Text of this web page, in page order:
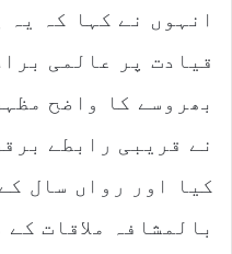
انہوں نے کہا کہ
قیادت پر عالمی
بھروسے کا واضح
نے قریبی رابطے
کیا اور رواں سال
بالمشافہ ملاقات